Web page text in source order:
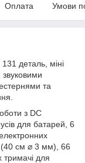
Оплата Умови
деталь, міні
та
з DC
для батарей, 6
(40 см ⌀ 3 мм), 66
для